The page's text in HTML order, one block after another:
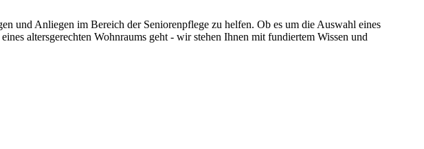
und Anliegen im Bereich der Seniorenpflege zu helfen. Ob es um die Auswahl eines
altersgerechten Wohnraums geht - wir stehen Ihnen mit fundiertem Wissen und